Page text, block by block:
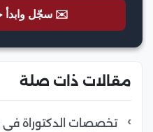
✉️ سجّل وابدأ
مقالات ذات صلة
تخصصات الدكتوراة